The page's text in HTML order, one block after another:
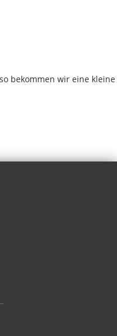
bekommen wir eine kleine